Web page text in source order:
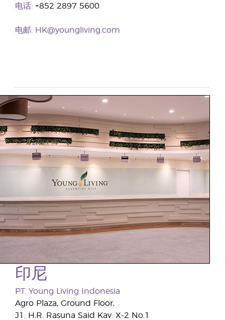
电话: +852 2897 5600
电邮: HK@youngliving.com
印尼
PT. Young Living Indonesia
Agro Plaza, Ground Floor,
J1. H.R. Rasuna Said Kav. X-2 No.1